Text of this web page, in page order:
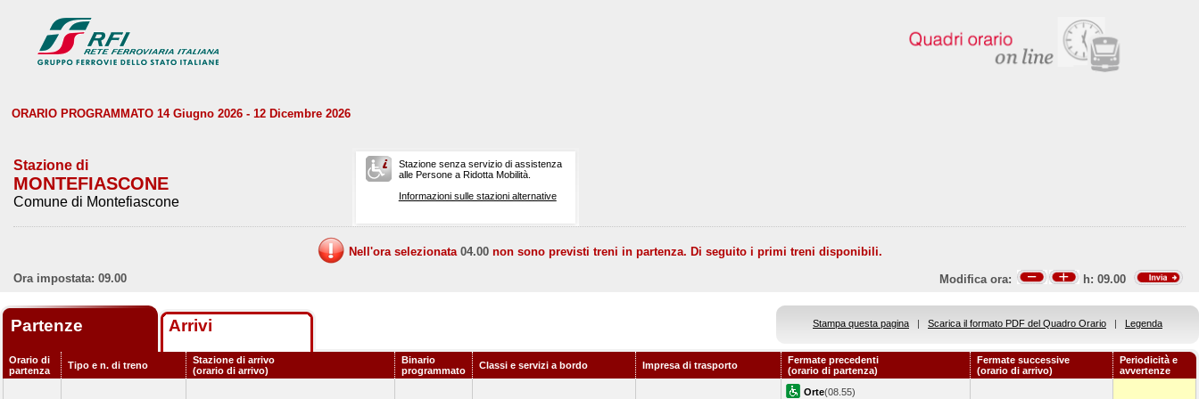
ORARIO PROGRAMMATO 14 Giugno 2026 - 12 Dicembre 2026
Stazione di
MONTEFIASCONE
Comune di Montefiascone
Stazione senza servizio di assistenza
alle Persone a Ridotta Mobilità.
Informazioni sulle stazioni alternative
Nell'ora selezionata 04.00 non sono previsti treni in partenza. Di seguito i primi treni disponibili.
Ora impostata: 09.00
Modifica ora: h: 09.00
Partenze Arrivi Stampa questa pagina | Scarica il formato PDF del Quadro Orario | Legenda
Orario di
partenza
Tipo e n. di treno
Stazione di arrivo
(orario di arrivo)
Binario
programmato
Classi e servizi a bordo Impresa di trasporto
Fermate precedenti
(orario di partenza)
Fermate successive
(orario di arrivo)
Periodicità e
avvertenze
Orte(08.55)